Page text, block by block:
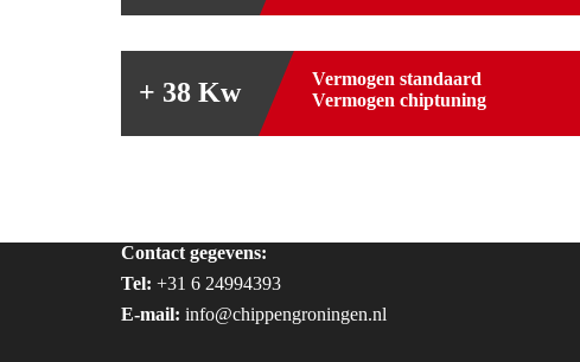
+ 38 Kw Vermogen standaard
Vermogen chiptuning
Contact gegevens:
Tel: +31 6 24994393
E-mail: info@chippengroningen.nl